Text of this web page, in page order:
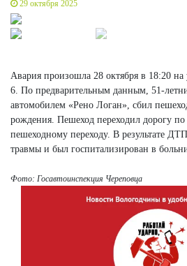
29 октября 2025
Авария произошла 28 октября в 18:20
6. По предварительным данным, 51-
автомобилем «Рено Логан», сбил
рождения. Пешеход переходил дорогу
пешеходному переходу. В результате
травмы и был госпитализирован в
Фото: Госавтоинспекция Череповца